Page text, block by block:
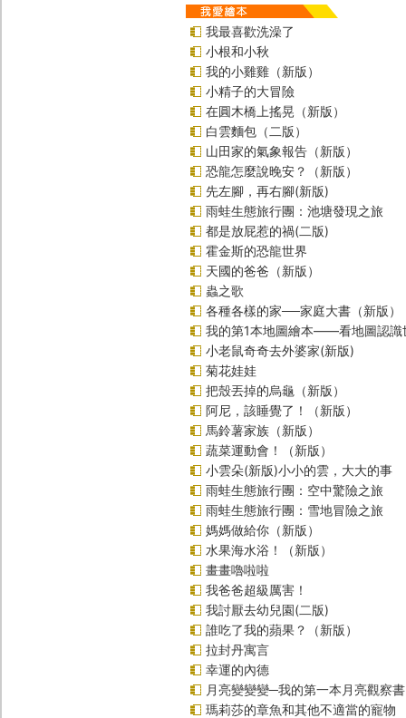
我最喜歡洗澡了
小根和小秋
我的小雞雞（新版）
小精子的大冒險
在圓木橋上搖晃（新版）
白雲麵包（二版）
山田家的氣象報告（新版）
恐龍怎麼說晚安？（新版）
先左腳，再右腳(新版)
雨蛙生態旅行團：池塘發現之旅
都是放屁惹的禍(二版)
霍金斯的恐龍世界
天國的爸爸（新版）
蟲之歌
各種各樣的家──家庭大書（新版）
我的第1本地圖繪本――看地圖認識
小老鼠奇奇去外婆家(新版)
菊花娃娃
把殼丟掉的烏龜（新版）
阿尼，該睡覺了！（新版）
馬鈴薯家族（新版）
蔬菜運動會！（新版）
小雲朵(新版)小小的雲，大大的事
雨蛙生態旅行團：空中驚險之旅
雨蛙生態旅行團：雪地冒險之旅
媽媽做給你（新版）
水果海水浴！（新版）
畫畫嚕啦啦
我爸爸超級厲害！
我討厭去幼兒園(二版)
誰吃了我的蘋果？（新版）
拉封丹寓言
幸運的內德
月亮變變變─我的第一本月亮觀察書
瑪莉莎的章魚和其他不適當的寵物